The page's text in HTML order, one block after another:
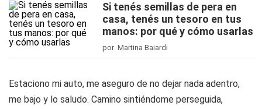
Si tenés semillas de pera en
casa, tenés un tesoro en tus
manos: por qué y cómo usarlas
por Martina Baiardi
Estaciono mi auto, me aseguro de no dejar nada adentro,
me bajo y lo saludo. Camino sintiéndome perseguida,